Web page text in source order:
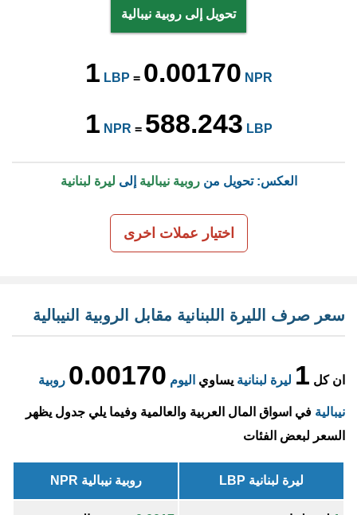
تحويل إلى روبية نيبالية
1 LBP = 0.00170 NPR
1 NPR = 588.243 LBP
العكس: تحويل منروبية نيبالية إلى ليرة لبنانية
اختيار عملات اخرى
سعر صرف الليرة اللبنانية مقابل الروبية النيبالية
ان كل 1 ليرة لبنانية يساوي اليوم 0.00170 روبية
نيبالية في اسواق المال العربية والعالمية وفيما يلي جدول يظهر
السعر لبعض الفئات
ليرة لبنانية LBP روبية نيبالية NPR